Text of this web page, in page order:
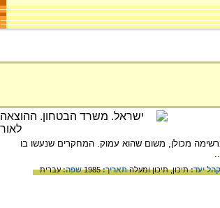
מכולן, משום שהוא עמוק. המחקרים שנעשו בו
יעד:תיכון,תיכון ומעלהתאריך:1985 שפה:עברית